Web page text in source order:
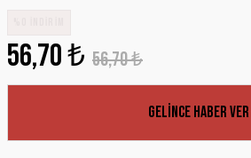
56,70 ₺ 56,70 ₺
Gelince Haber Ver